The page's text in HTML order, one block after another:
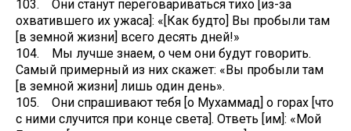
103. Они станут переговариваться тихо [из-за
охватившего их ужаса]: «[Как будто] Вы пробыли там
[в земной жизни] всего десять дней!»
104. Мы лучше знаем, о чем они будут говорить.
Самый примерный из них скажет: «Вы пробыли там
[в земной жизни] лишь один день».
105. Они спрашивают тебя [о Мухаммад] о горах [что
с ними случится при конце света]. Ответь [им]: «Мой